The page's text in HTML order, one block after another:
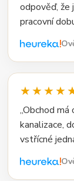
odpověď, že
pracovní
„Obchod
kanalizace,
vstřícné